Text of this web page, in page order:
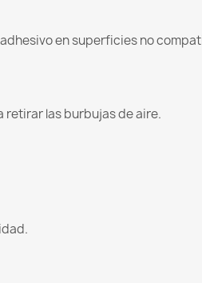
en superficies no
retirar las burbujas de aire.